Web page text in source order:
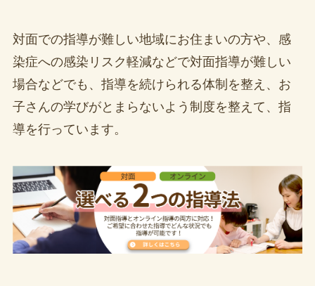
対面での指導が難しい地域にお住まいの方や、感
染症への感染リスク軽減などで対面指導が難しい
場合などでも、指導を続けられる体制を整え、お
子さんの学びがとまらないよう制度を整えて、指
導を行っています。